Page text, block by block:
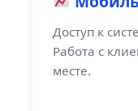
Доступ к
Работа с
месте.